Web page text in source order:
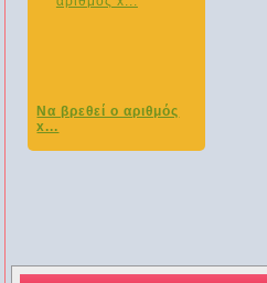
Να βρεθεί ο αριθμός
x...